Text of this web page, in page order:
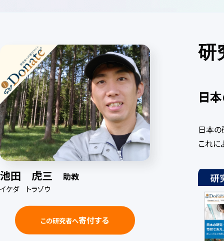
池田 虎三 助教
イケダ トラゾウ
この研究者へ寄付する
研
日
日本の
これに